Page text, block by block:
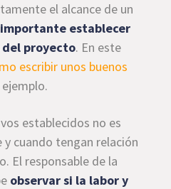
el alcance de un
establecer
proyecto. En este
escribir unos buenos
establecidos no es
cuando tengan relación
El responsable de la
observar si la labor y